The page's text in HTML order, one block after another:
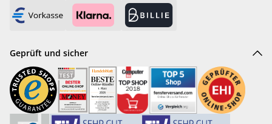
Geprüft und sicher